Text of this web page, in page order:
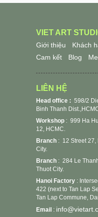
VIET ART
Giới thiệu
Khách
Cam kết
Blog
LIÊN HỆ
Head office : 598/2
Binh Thanh
Workshop : 999 Ha
12, HCMC.
Branch : 12 Street 27,
City.
Branch : 284 Le
Thuot City.
Hanoi Factory :
422 (next to Tan Lap
Tan Lap Commune,
Email :